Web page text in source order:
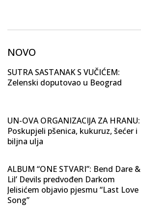
NOVO
SUTRA SASTANAK S VUČIĆEM:
Zelenski doputovao u Beograd
UN-OVA ORGANIZACIJA ZA HRANU:
Poskupjeli pšenica, kukuruz, šećer i
biljna ulja
ALBUM “ONE STVARI”: Bend Dare &
Lil’ Devils predvođen Darkom
Jelisićem objavio pjesmu “Last Love
Song”